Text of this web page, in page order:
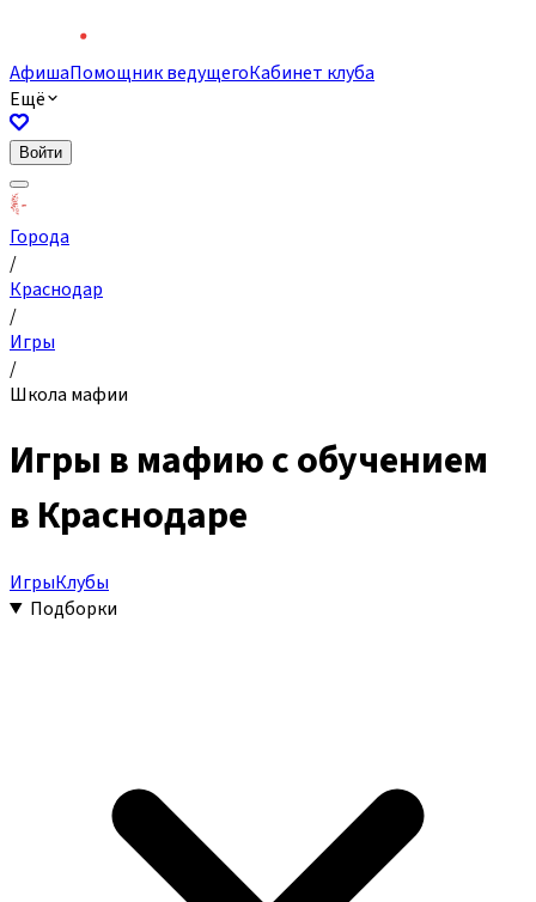
АфишаПомощник ведущегоКабинет клуба
Ещё
Войти
Города
/
Краснодар
/
Игры
/
Школа мафии
Игры в мафию с обучением
в Краснодаре
ИгрыКлубы
Подборки